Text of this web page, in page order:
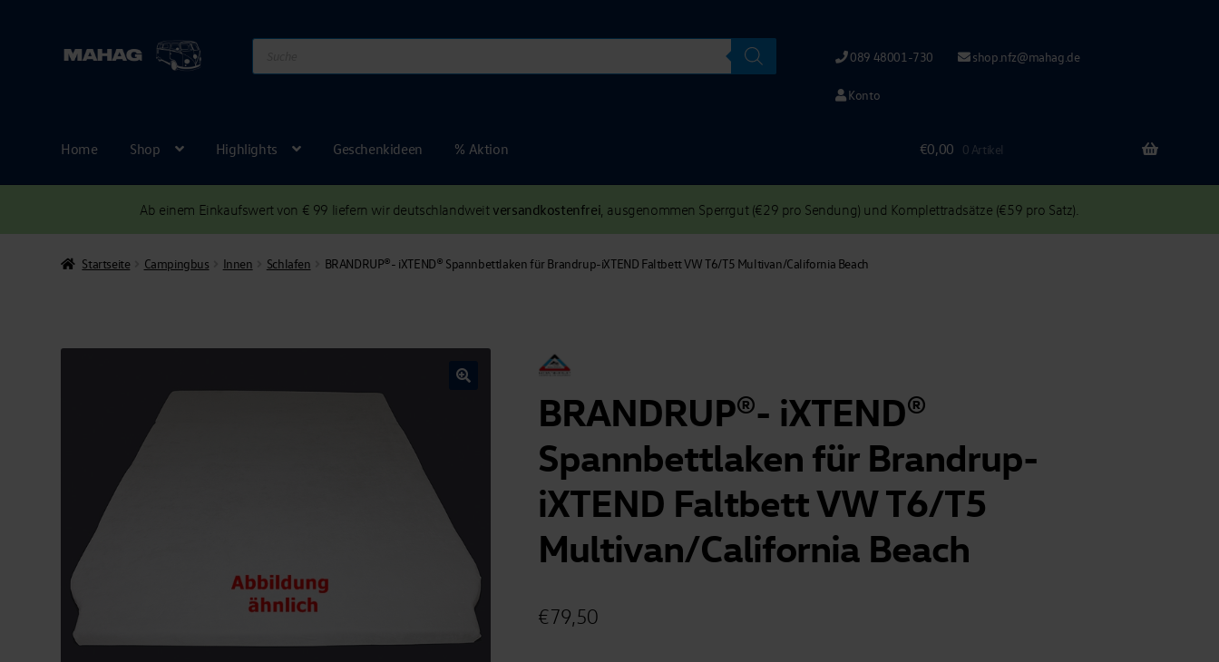
Products
089 48001-730 shop.nfz@mahag.de
Konto
Home Shop Highlights Geschenkideen % Aktion €0,00 0 Artikel
Ab einem Einkaufswert von € 99 liefern wir deutschlandweit versandkostenfrei , ausgenommen Sperrgut (€29 pro Sendung) und Komplettradsätze (€59 pro Satz).
Startseite Campingbus Innen Schlafen BRANDRUP®- iXTEND® Spannbettlaken für Brandrup-iXTEND Faltbett VW T6/T5 Multivan/California Beach
BRANDRUP®- iXTEND®
Spannbettlaken für Brandrup-
iXTEND Faltbett VW T6/T5
Multivan/California Beach
€79,50